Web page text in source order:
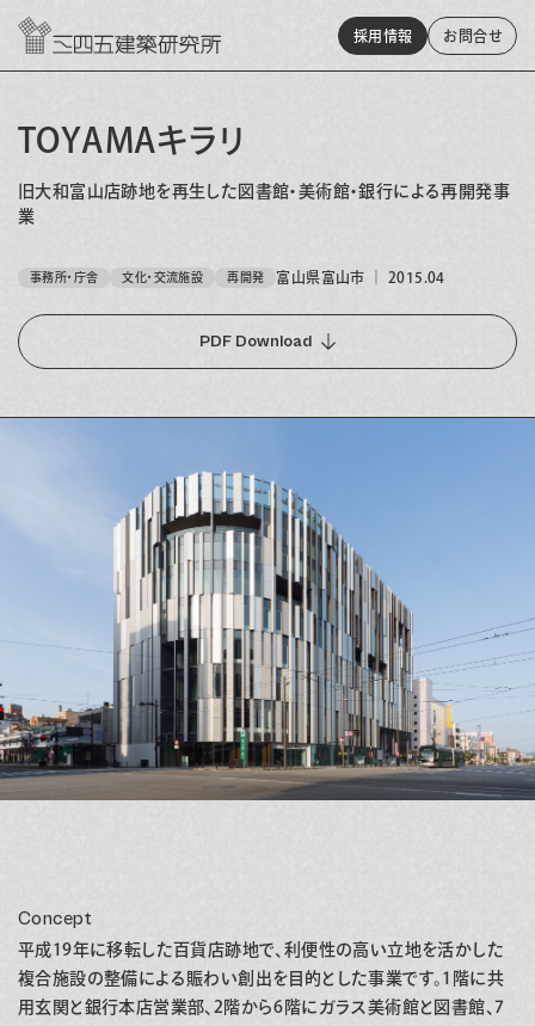
採用情報 お問合せ
TOYAMAキラリ
旧大和富山店跡地を再生した図書館・美術館・銀行による再開発事
業
事務所・庁舎 文化・交流施設 再開発 富山県富山市 2015.04
PDF Download
Concept
平成19年に移転した百貨店跡地で、利便性の高い立地を活かした
複合施設の整備による賑わい創出を目的とした事業です。1階に共
用玄関と銀行本店営業部、2階から6階にガラス美術館と図書館、7